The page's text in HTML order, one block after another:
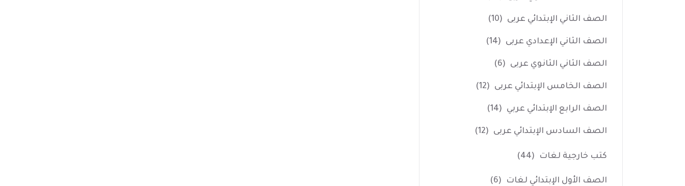
الصف الثاني الإبتدائي عربى (10)
الصف الثاني الإعدادي عربى (14)
الصف الثاني الثانوي عربى (6)
الصف الخامس الإبتدائي عربى (12)
الصف الرابع الإبتدائي عربي (14)
الصف السادس الإبتدائي عربى (12)
كتب خارجية لغات (44)
الصف الأول الإبتدائي لغات (6)